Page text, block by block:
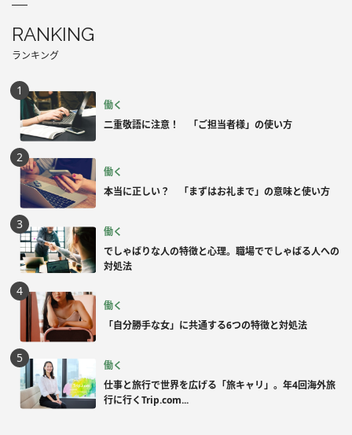
RANKING
ランキング
働く
二重敬語に注意！ 「ご担当者様」の使い方
働く
本当に正しい？ 「まずはお礼まで」の意味と使い方
働く
でしゃばりな人の特徴と心理。職場ででしゃばる人への
対処法
働く
「自分勝手な女」に共通する6つの特徴と対処法
働く
仕事と旅行で世界を広げる「旅キャリ」。年4回海外旅
行に行くTrip.com...